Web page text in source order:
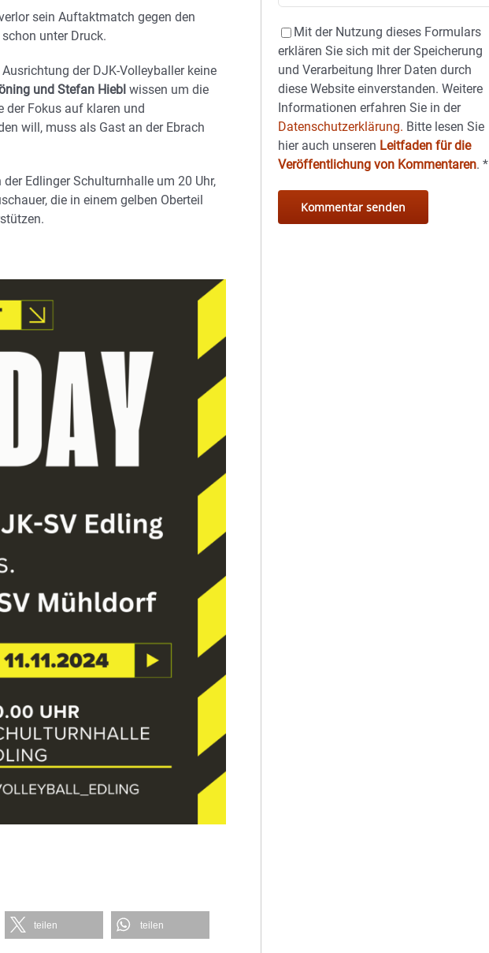
sein Auftaktmatch gegen den
unter Druck.
der DJK-Volleyballer keine
und Stefan Hiebl wissen um die
der Fokus auf klaren und
will, muss als Gast an der Ebrach
Edlinger Schulturnhalle um 20 Uhr,
die in einem gelben Oberteil
teilen teilen
Mit der Nutzung dieses Formulars
erklären Sie sich mit der Speicherung
und Verarbeitung Ihrer Daten durch
diese Website einverstanden. Weitere
Informationen erfahren Sie in der
Datenschutzerklärung. Bitte lesen Sie
hier auch unseren Leitfaden für die
Veröffentlichung von Kommentaren.*